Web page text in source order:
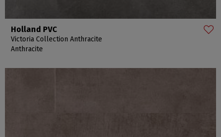
Holland PVC
Victoria Collection Anthracite
Anthracite